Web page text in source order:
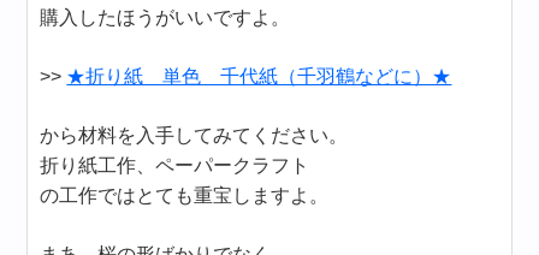
購入したほうがいいですよ。
>> ★折り紙 単色 千代紙（千羽鶴などに）★
から材料を入手してみてください。
折り紙工作、ペーパークラフト
の工作ではとても重宝しますよ。